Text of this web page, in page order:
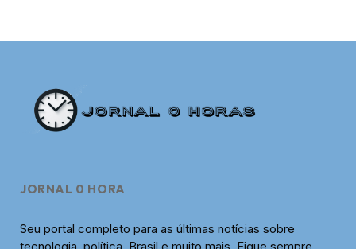
JORNAL 0 HORA
Seu portal completo para as últimas notícias sobre